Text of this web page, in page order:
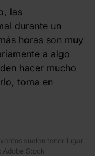
las
durante un
horas son muy
a algo
hacer mucho
toma en
suelen tener lugar
Adobe Stock